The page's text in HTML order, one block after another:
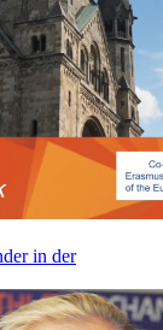
in der